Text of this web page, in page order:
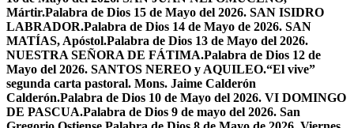
Mártir.Palabra de Dios 15 de Mayo del 2026. SAN ISIDRO
LABRADOR.Palabra de Dios 14 de Mayo de 2026. SAN
MATÍAS, Apóstol.Palabra de Dios 13 de Mayo del 2026.
NUESTRA SEÑORA DE FÁTIMA.Palabra de Dios 12 de
Mayo del 2026. SANTOS NEREO y AQUILEO.“El vive”
segunda carta pastoral. Mons. Jaime Calderón
Calderón.Palabra de Dios 10 de Mayo del 2026. VI DOMINGO
DE PASCUA.Palabra de Dios 9 de mayo del 2026. San